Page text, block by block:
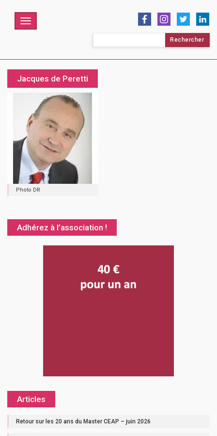
Menu
Jacques de Peretti
Photo DR
Adhérez à l’association !
Articles
Retour sur les 20 ans du Master CEAP – juin 2026